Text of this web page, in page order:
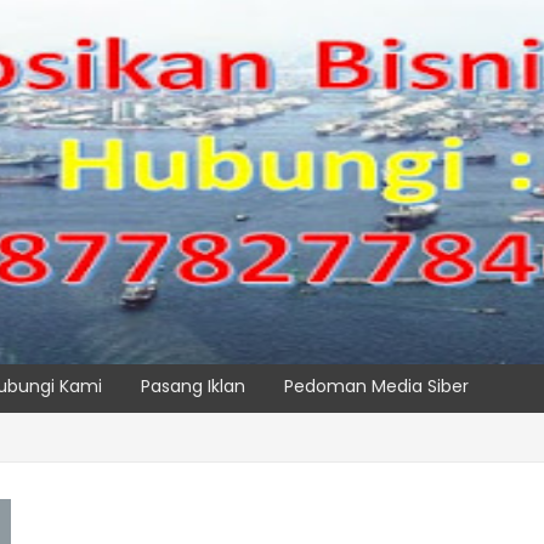
Kami Pasang Iklan Pedoman Media Siber